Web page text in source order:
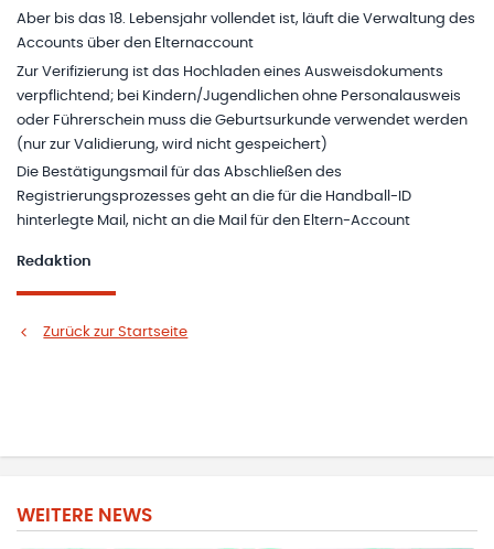
Aber bis das 18. Lebensjahr vollendet ist, läuft die Verwaltung des
Accounts über den Elternaccount
Zur Verifizierung ist das Hochladen eines Ausweisdokuments
verpflichtend; bei Kindern/Jugendlichen ohne Personalausweis
oder Führerschein muss die Geburtsurkunde verwendet werden
(nur zur Validierung, wird nicht gespeichert)
Die Bestätigungsmail für das Abschließen des
Registrierungsprozesses geht an die für die Handball-ID
hinterlegte Mail, nicht an die Mail für den Eltern-Account
Redaktion
Zurück zur Startseite
WEITERE NEWS